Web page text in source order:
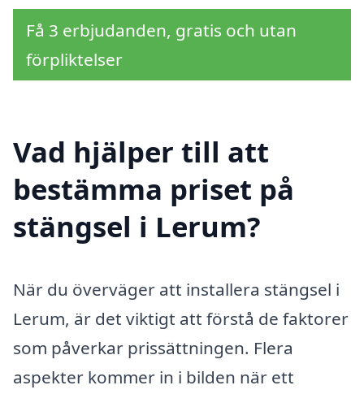
Få 3 erbjudanden, gratis och utan
förpliktelser
Vad hjälper till att
bestämma priset på
stängsel i Lerum?
När du överväger att installera stängsel i
Lerum, är det viktigt att förstå de faktorer
som påverkar prissättningen. Flera
aspekter kommer in i bilden när ett